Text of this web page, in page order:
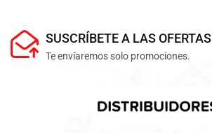
SUSCRÍBETE A LAS OFERTAS
Te envíaremos solo promociones.